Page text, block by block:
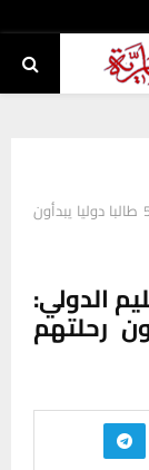
جامعة ذي قار على خارطة التعليم الدولي: أكثر من 50 طالبا دوليا يبدأون
الدولي:
رحلتهم